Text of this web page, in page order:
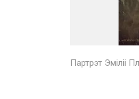
Партрэт Эміліі